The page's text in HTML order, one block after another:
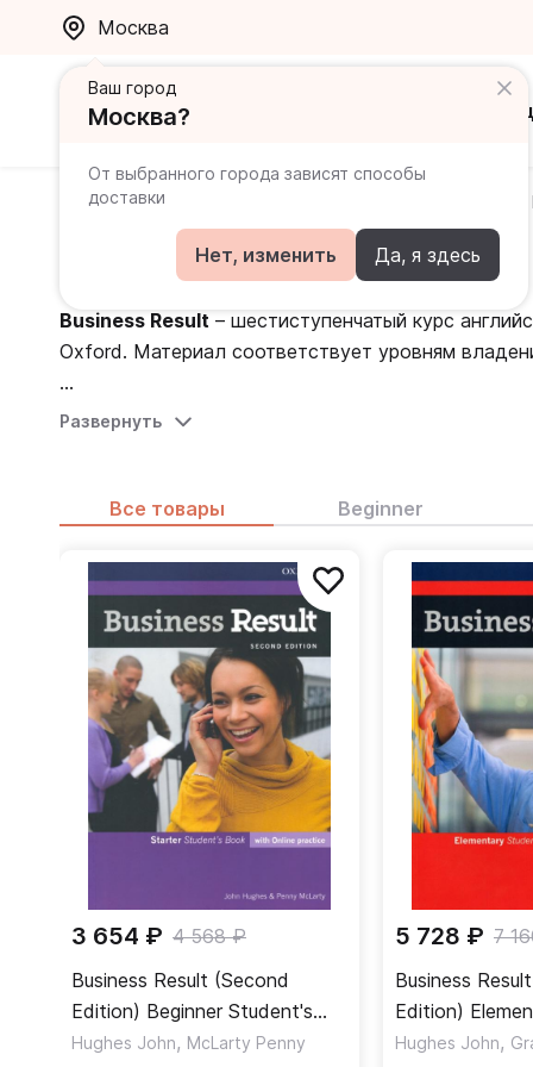
Москва
Ваш город
Москва?
От выбранного города зависят способы
доставки
Нет, изменить Да, я здесь
Главная Каталог
Business Result
Business Result – шестиступенчатый курс
Oxford. Материал соответствует уровням
Business Result
бизнес-школ мира. Это способствует плавному
программа подходит как уже состоявшимся
колледже.
В разделе представлено второе издание курса
отслеживать прогресс обучения.
современныйBusiness Partner.
Развернуть
Все товары Beginner
3 654 ₽ 4 568 ₽
Business Result (Second
Edition) Beginner Student's
Book + Online Practice /
Hughes John, McLarty Penny
5 728 ₽ 7
Business
Edition)
Book + Online
Hughes John,